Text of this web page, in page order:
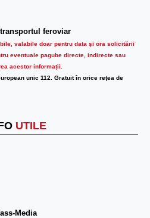
feroviar
valabile doar pentru data şi ora solicitării
eventuale pagube directe, indirecte sau
acestor informații.
unic 112. Gratuit în orice reţea de
UTILE
Media